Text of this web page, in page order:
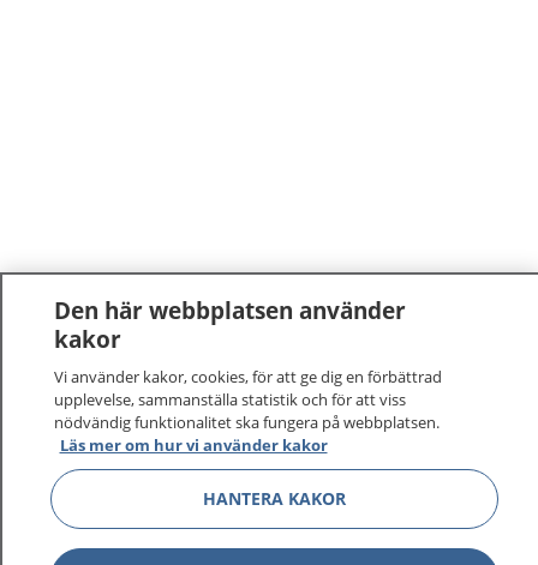
1177–tryggt om din hälsa och vård
Den här webbplatsen använder
kakor
Vi använder kakor, cookies, för att ge dig en förbättrad
upplevelse, sammanställa statistik och för att viss
nödvändig funktionalitet ska fungera på webbplatsen.
Läs mer om hur vi använder kakor
HANTERA KAKOR